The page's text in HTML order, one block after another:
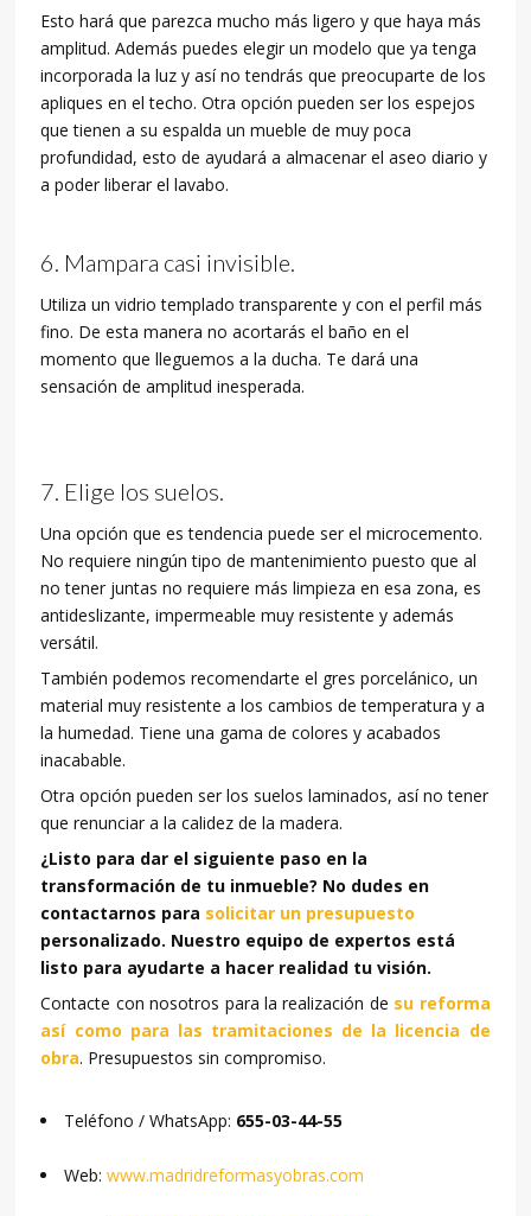
Esto hará que parezca mucho más ligero y que haya más
amplitud. Además puedes elegir un modelo que ya tenga
incorporada la luz y así no tendrás que preocuparte de los
apliques en el techo. Otra opción pueden ser los espejos
que tienen a su espalda un mueble de muy poca
profundidad, esto de ayudará a almacenar el aseo diario y
a poder liberar el lavabo.
Mampara casi invisible.
Utiliza un vidrio templado transparente y con el perfil más
fino. De esta manera no acortarás el baño en el
momento que lleguemos a la ducha. Te dará una
sensación de amplitud inesperada.
Elige los suelos.
Una opción que es tendencia puede ser el microcemento.
No requiere ningún tipo de mantenimiento puesto que al
no tener juntas no requiere más limpieza en esa zona, es
antideslizante, impermeable muy resistente y además
versátil.
También podemos recomendarte el gres porcelánico, un
material muy resistente a los cambios de temperatura y a
la humedad. Tiene una gama de colores y acabados
inacabable.
Otra opción pueden ser los suelos laminados, así no tener
que renunciar a la calidez de la madera.
¿Listo para dar el siguiente paso en la
transformación de tu inmueble? No dudes en
contactarnos para solicitar un presupuesto
personalizado. Nuestro equipo de expertos está
listo para ayudarte a hacer realidad tu visión.
Contacte con nosotros para la realización de su reforma
así como para las tramitaciones de la licencia de
obra. Presupuestos sin compromiso.
Teléfono / WhatsApp: 655-03-44-55
Web:www.madridreformasyobras.com